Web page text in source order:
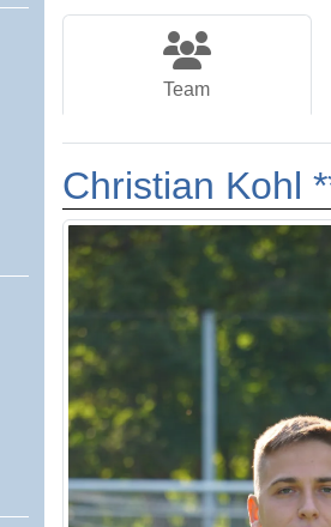
Team
Christian Kohl